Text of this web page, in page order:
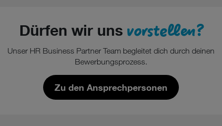
Dürfen wir uns vorstellen?
Unser HR Business Partner Team begleitet dich durch deinen
Bewerbungsprozess.
Zu den Ansprechpersonen